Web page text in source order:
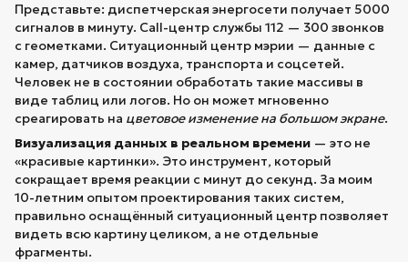
Представьте: диспетчерская энергосети получает 5000
сигналов в минуту. Call-центр службы 112 — 300 звонков
с геометками. Ситуационный центр мэрии — данные с
камер, датчиков воздуха, транспорта и соцсетей.
Человек не в состоянии обработать такие массивы в
виде таблиц или логов. Но он может мгновенно
среагировать на цветовое изменение на большом экране.
Визуализация данных в реальном времени — это не
«красивые картинки». Это инструмент, который
сокращает время реакции с минут до секунд. За моим
10-летним опытом проектирования таких систем,
правильно оснащённый ситуационный центр позволяет
видеть всю картину целиком, а не отдельные
фрагменты.